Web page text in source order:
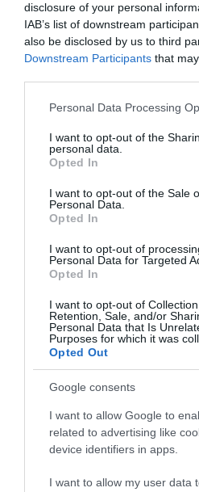
disclosure of your personal
IAB’s list of downstream
also be disclosed by us to third
Downstream Participants that
Please note that this website/app
not limited to your visit or usage
grant or deny consent to Google
use your data for below specified
consent section.
Personal Data Processing
I want to opt-out of the
personal data.
Opted In
I want to opt-out of the Sale
Personal Data.
Opted In
I want to opt-out of
Personal Data for Targeted
Opted In
I want to opt-out of
Retention, Sale, and/or
Personal Data that Is
Purposes for which it was
Opted Out
Google consents
I want to allow Google to
related to advertising like
device identifiers in apps.
I want to allow my user data
Remigrazione, il Copasir
veto del
6 Agosto